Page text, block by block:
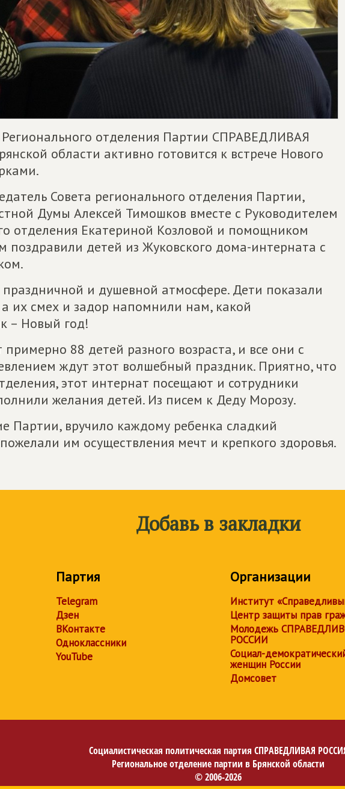
отделения Партии СПРАВЕДЛИВАЯ
области активно готовится к встрече Нового
Совета регионального отделения Партии,
Думы Алексей Тимошков вместе с Руководителем
отделения Екатериной Козловой и помощником
поздравили детей из Жуковского дома-интерната с
и душевной атмосфере. Дети показали
их смех и задор напомнили нам, какой
– Новый год!
88 детей разного возраста, и все они с
ждут этот волшебный праздник. Приятно, что
этот интернат посещают и сотрудники
желания детей. Из писем к Деду Морозу.
Партии, вручило каждому ребенка сладкий
им осуществления мечт и крепкого здоровья.
Добавь в закладки
Партия
Telegram
Дзен
ВКонтакте
Одноклассники
YouTube
Организации
Институт
Центр защиты прав
Молодежь
РОССИИ
Социал-
женщин России
Домсовет
Социалистическая политическая партия СПРАВЕДЛИВАЯ
Региональное отделение партии в Брянской области
© 2006-2026